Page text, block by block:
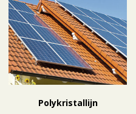
Polykristallijn